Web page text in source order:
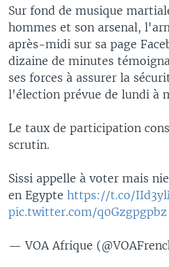
Sur fond de musique
hommes et son arsenal,
après-midi sur sa page
dizaine de minutes
ses forces à assurer la
l'élection prévue de lundi à
Le taux de participation
scrutin.
Sissi appelle à voter mais
en Egypte https://t.co/
pic.twitter.com/q0Gzgpgpbz
— VOA Afrique